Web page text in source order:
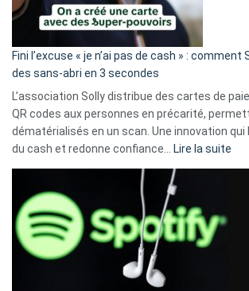
Fini l’excuse « je n’ai pas de cash » : comment
des sans-abri en 3 secondes
L’association Solly distribue des cartes de
QR codes aux personnes en précarité,
dématérialisés en un scan. Une innovation qui
du cash et redonne confiance…
Lire la suite